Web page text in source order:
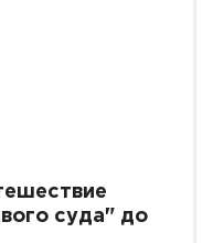
суда" до